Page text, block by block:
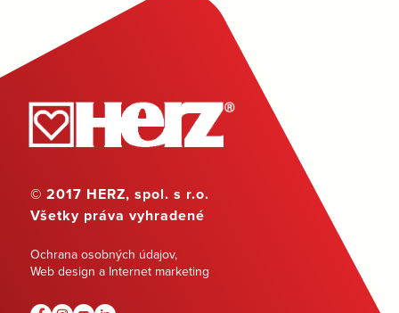
© 2017 HERZ, spol. s r.o.
Všetky práva vyhradené
Ochrana osobných údajov,
Web design a Internet marketing